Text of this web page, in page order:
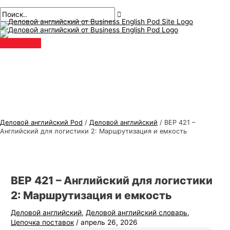
к
содержанию
меню
Деловой английский Pod / Деловой английский / BEP 421 –
Английский для логистики 2: Маршрутизация и емкость
BEP 421 – Английский для логистики
2: Маршрутизация и емкость
Деловой английский, Деловой английский словарь,
Цепочка поставок /апрель 26, 2026
по
публикациям
здесь..
почта*
Т
е
м
ы
о
н
г
л
и
И
с
к
а